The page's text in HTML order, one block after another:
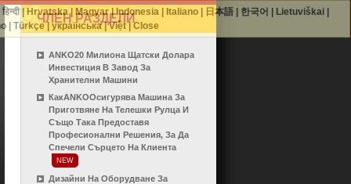
ЧЛЕН РАЗДЕЛИ
ANKO20 Милиона Щатски Долара
Инвестиция В Завод За
Хранителни Машини
КакANKOОсигурява Машина За
Приготвяне На Телешки Рулца И
Също Така Предоставя
Професионални Решения, За Да
Спечели Сърцето На Клиента
NEW
Дизайни На Оборудване За
हिन्दी| Hrvatska| Magyar|Indonesia| Italiano| 日本語| 한국어 Lietuviškai|
|Türkçe|українська|Việt|Close